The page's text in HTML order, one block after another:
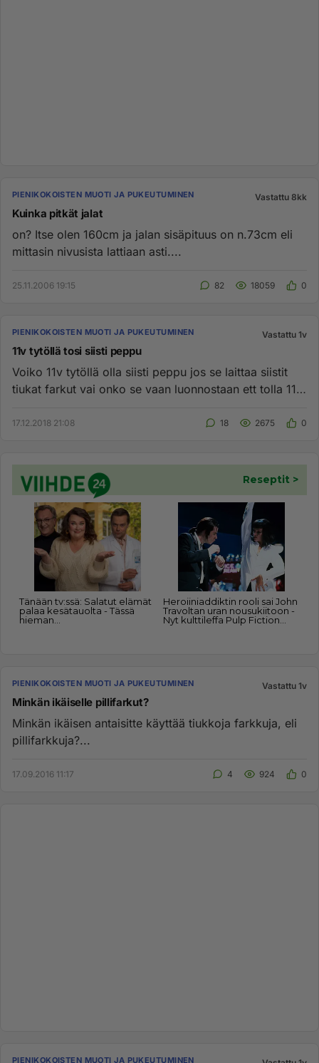
PIENIKOKOISTEN MUOTI JA PUKEUTUMINEN Vastattu 8kk
Kuinka pitkät jalat
on? Itse olen 160cm ja jalan sisäpituus on n.73cm eli
mittasin nivusista lattiaan asti....
25.11.2006 19:15 82 18059 0
PIENIKOKOISTEN MUOTI JA PUKEUTUMINEN Vastattu 1v
11v tytöllä tosi siisti peppu
Voiko 11v tytöllä olla siisti peppu jos se laittaa siistit
tiukat farkut vai onko se vaan luonnostaan ett tolla 11v
17.12.2018 21:08 18 2675 0
PIENIKOKOISTEN MUOTI JA PUKEUTUMINEN Vastattu 1v
Minkän ikäiselle pillifarkut?
Minkän ikäisen antaisitte käyttää tiukkoja farkkuja, eli
pillifarkkuja?...
17.09.2016 11:17 4 924 0
PIENIKOKOISTEN MUOTI JA PUKEUTUMINEN